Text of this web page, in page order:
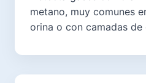
metano, muy comunes
orina o con camadas de